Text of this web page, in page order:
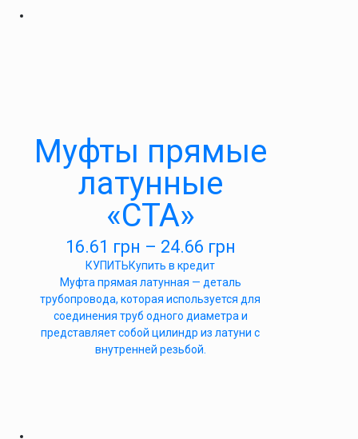
Муфты прямые
латунные
«СТА»
16.61 грн – 24.66 грн
КУПИТЬКупить в кредит
Муфта прямая латунная — деталь
трубопровода, которая используется для
соединения труб одного диаметра и
представляет собой цилиндр из латуни с
внутренней резьбой.